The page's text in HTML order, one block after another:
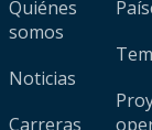
Quiénes
somos
Noticias
Carreras